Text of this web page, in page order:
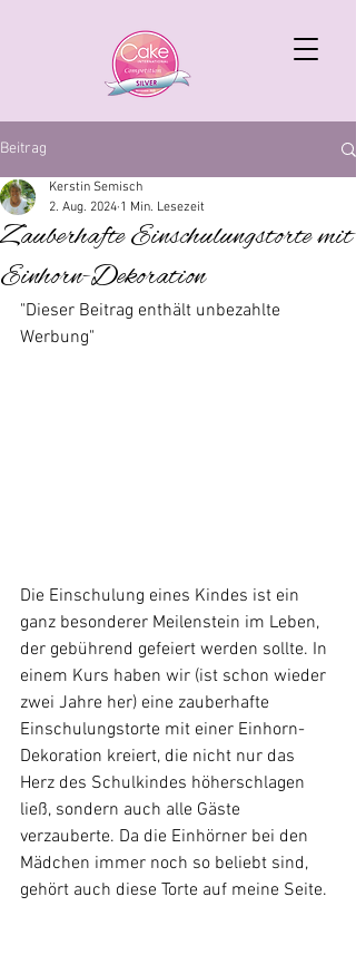
Beitrag
Zauberhafte Einschulungstorte mit
Einhorn-Dekoration
Kerstin Semisch
2. Aug. 2024 1 Min. Lesezeit
"Dieser Beitrag enthält unbezahlte
Werbung"
Die Einschulung eines Kindes ist ein
ganz besonderer Meilenstein im Leben,
der gebührend gefeiert werden sollte. In
einem Kurs haben wir (ist schon wieder
zwei Jahre her) eine zauberhafte
Einschulungstorte mit einer Einhorn-
Dekoration kreiert, die nicht nur das
Herz des Schulkindes höherschlagen
ließ, sondern auch alle Gäste
verzauberte. Da die Einhörner bei den
Mädchen immer noch so beliebt sind,
gehört auch diese Torte auf meine Seite.